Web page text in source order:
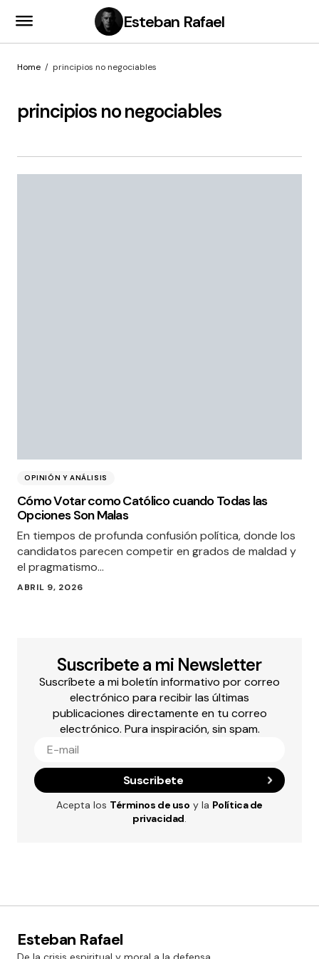
Esteban Rafael
Home principios no negociables
principios no negociables
OPINIÓN Y ANÁLISIS
Cómo Votar como Católico cuando Todas las
Opciones Son Malas
En tiempos de profunda confusión política, donde los
candidatos parecen competir en grados de maldad y
el pragmatismo…
ABRIL 9, 2026
Suscribete a mi Newsletter
Suscríbete a mi boletín informativo por correo
electrónico para recibir las últimas
publicaciones directamente en tu correo
electrónico. Pura inspiración, sin spam.
Suscribete
Acepta los Términos de uso y la Política de
privacidad.
Esteban Rafael